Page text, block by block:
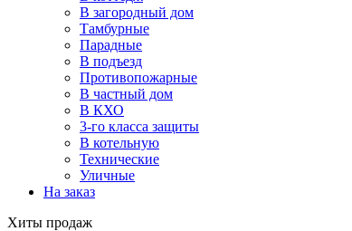
В загородный дом
Тамбурные
Парадные
В подъезд
Противопожарные
В частный дом
В КХО
3-го класса защиты
В котельную
Технические
Уличные
На заказ
Хиты продаж